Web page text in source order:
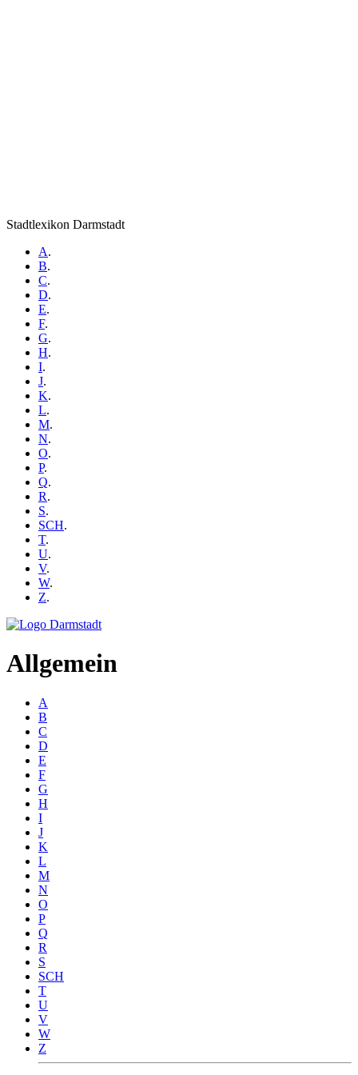
Stadtlexikon Darmstadt
A.
B.
C.
D.
E.
F.
G.
H.
I.
J.
K.
L.
M.
N.
O.
P.
Q.
R.
S.
SCH.
T.
U.
V.
W.
Z.
Allgemein
A
B
C
D
E
F
G
H
I
J
K
L
M
N
O
P
Q
R
S
SCH
T
U
V
W
Z